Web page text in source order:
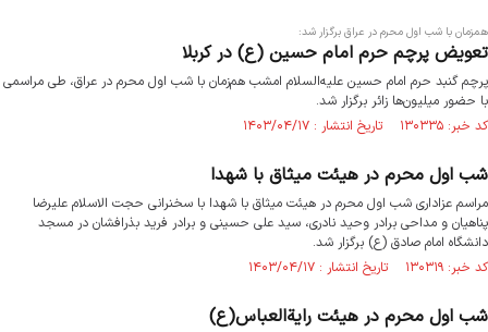
همزمان با شب اول محرم در عراق برگزار شد:
تعویض پرچم حرم امام حسین (ع) در کربلا
پرچم گنبد حرم امام حسین علیه‌السلام امشب هم‌زمان با شب اول محرم در عراق، طی مراسمی
با حضور میلیون‌ها زائر برگزار شد.
کد خبر: ۱۳۰۳۳۵ تاریخ انتشار : ۱۴۰۳/۰۴/۱۷
شب اول محرم در هیئت میثاق با شهدا
مراسم عزاداری شب اول محرم در هیئت میثاق با شهدا با سخنرانی حجت الاسلام علیرضا
پناهیان و مداحی برادر وحید نادری، سید علی حسینی و برادر فرید بذرافشان در مسجد
دانشگاه امام صادق (ع) برگزار شد.
کد خبر: ۱۳۰۳۱۹ تاریخ انتشار : ۱۴۰۳/۰۴/۱۷
شب اول محرم در هیئت رایةالعباس(ع)